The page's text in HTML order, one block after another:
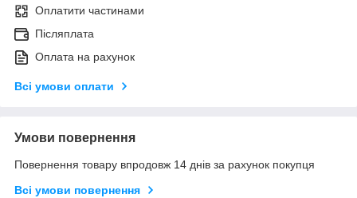
Оплатити частинами
Післяплата
Оплата на рахунок
Всі умови оплати
Умови повернення
Повернення товару впродовж 14 днів за рахунок покупця
Всі умови повернення